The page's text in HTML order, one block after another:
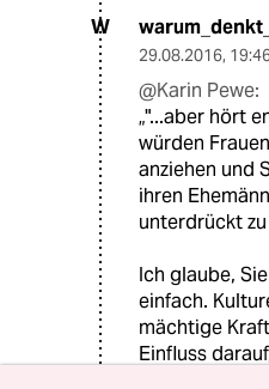
W
29.08.2016,
@Karin Pewe:
„"...aber hört
würden
anziehen und
ihren
unterdrückt
Ich glaube,
einfach.
mächtige
Einfluss